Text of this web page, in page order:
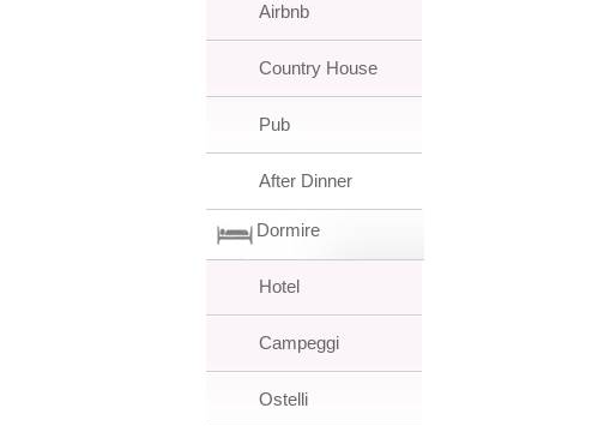
Airbnb
Country House
Pub
After Dinner
Dormire
Hotel
Campeggi
Ostelli